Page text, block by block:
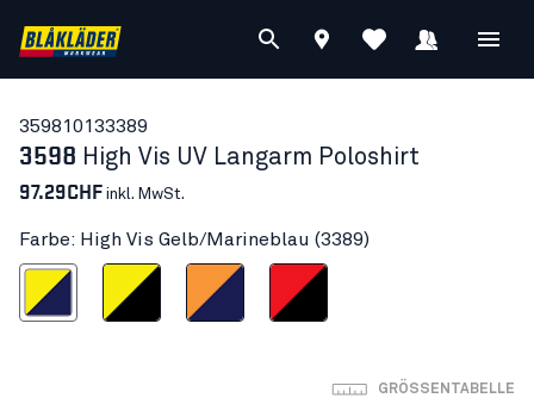
359810133389
3598 High Vis UV Langarm Poloshirt
97.29CHF inkl. MwSt.
Farbe: High Vis Gelb/Marineblau (3389)
Gelb/Marineblau
High Vis Gelb/Schwarz
High Vis Orange/Marineblau
High Vis Rot/Schwarz
GRÖSSENTABELLE